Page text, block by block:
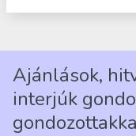
Ajánlások,
interjúk